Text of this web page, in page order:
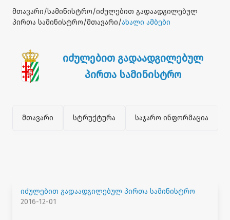
მთავარი/სამინისტრო/იძულებით გადაადგილებულ
პირთა სამინისტრო/მთავარი/ახალი ამბები
იძულებით გადაადგილებულ
პირთა სამინისტრო
მთავარი სტრუქტურა საჯარო ინფორმაცია
იძულებით გადაადგილებულ პირთა სამინისტრო
2016-12-01